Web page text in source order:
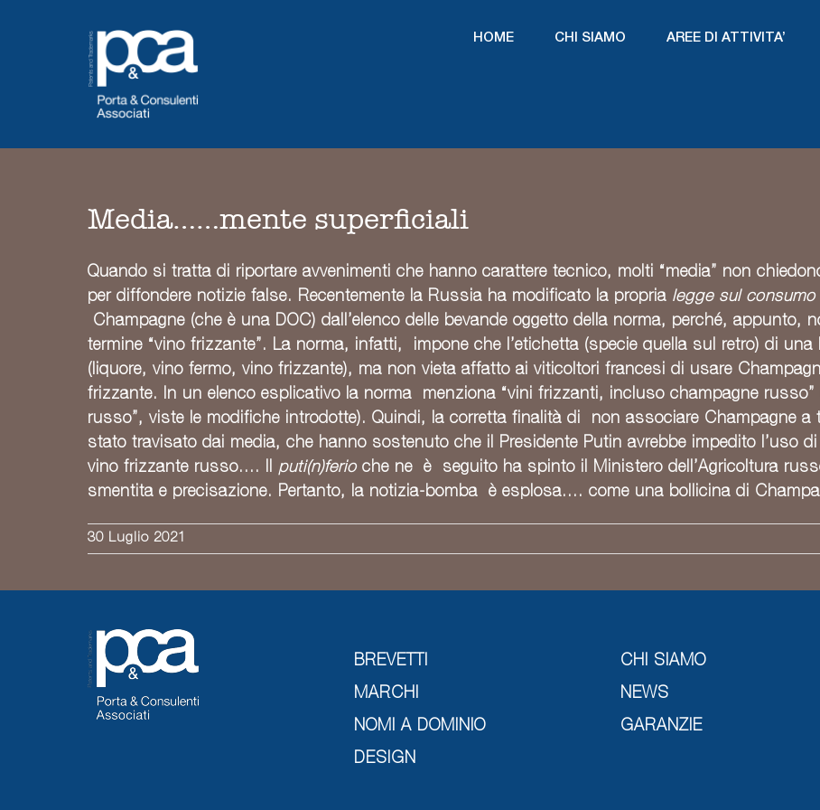
HOME CHI SIAMO AREE DI ATTIVITA’
Media……mente superficiali
Quando si tratta di riportare avvenimenti che hanno carattere tecnico, molti “media” non
per diffondere notizie false. Recentemente la Russia ha modificato la propria legge sul
Champagne (che è una DOC) dall’elenco delle bevande oggetto della norma, perché, appunto,
termine “vino frizzante”. La norma, infatti, impone che l’etichetta (specie quella sul retro) di
(liquore, vino fermo, vino frizzante), ma non vieta affatto ai viticoltori francesi di usare
frizzante. In un elenco esplicativo la norma menziona “vini frizzanti, incluso champagne russo”
russo”, viste le modifiche introdotte). Quindi, la corretta finalità di non associare Champagne a
stato travisato dai media, che hanno sostenuto che il Presidente Putin avrebbe impedito l’uso
vino frizzante russo…. Il puti(n)ferioche ne è seguito ha spinto il Ministero dell’Agricoltura
smentita e precisazione. Pertanto, la notizia-bomba è esplosa…. come una bollicina di
30 Luglio 2021
BREVETTI
MARCHI
NOMI A DOMINIO
DESIGN
CHI SIAMO
NEWS
GARANZIE